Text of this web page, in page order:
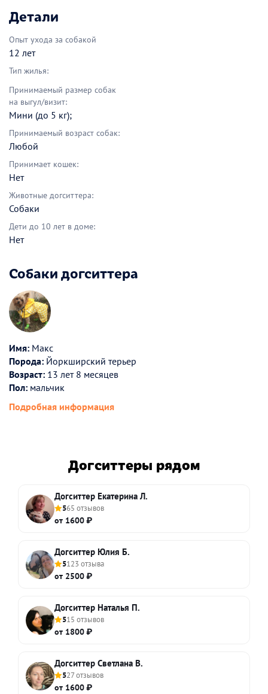
Детали
Опыт ухода за собакой
12 лет
Тип жилья:
Принимаемый размер собак
на выгул/визит:
Мини (до 5 кг);
Принимаемый возраст собак:
Любой
Принимает кошек:
Нет
Животные догситтера:
Собаки
Дети до 10 лет в доме:
Нет
Собаки догситтера
Имя: Макс
Порода: Йоркширский терьер
Возраст: 13 лет 8 месяцев
Пол: мальчик
Подробная информация
Догситтеры рядом
Догситтер Екатерина Л.
565 отзывов
от 1600 ₽
Догситтер Юлия Б.
5123 отзыва
от 2500 ₽
Догситтер Наталья П.
515 отзывов
от 1800 ₽
Догситтер Светлана В.
527 отзывов
от 1600 ₽